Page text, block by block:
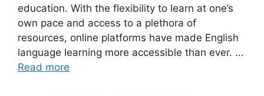
education. With the flexibility to learn at one’s
own pace and access to a plethora of
resources, online platforms have made English
language learning more accessible than ever. …
Read more